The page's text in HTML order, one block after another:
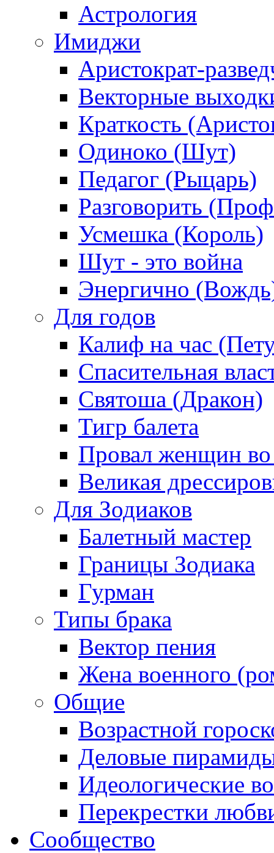
Астрология
Имиджи
Аристократ-
Векторные
Краткость
Одиноко (Шут)
Педагог (Рыцарь)
Разговорить
Усмешка (Король)
Шут - это война
Энергично
Для годов
Калиф на час
Спасительная
Святоша (Дракон)
Тигр балета
Провал женщин во
Великая
Для Зодиаков
Балетный мастер
Границы Зодиака
Гурман
Типы брака
Вектор пения
Жена военного
Общие
Возрастной
Деловые
Идеологические
Перекрестки
Сообщество